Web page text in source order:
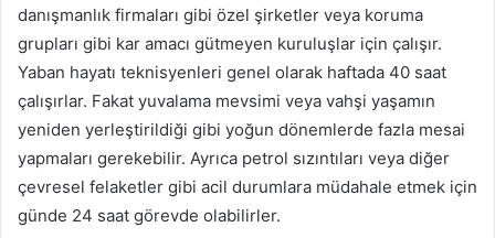
danışmanlık firmaları gibi özel şirketler veya koruma
grupları gibi kar amacı gütmeyen kuruluşlar için çalışır.
Yaban hayatı teknisyenleri genel olarak haftada 40 saat
çalışırlar. Fakat yuvalama mevsimi veya vahşi yaşamın
yeniden yerleştirildiği gibi yoğun dönemlerde fazla mesai
yapmaları gerekebilir. Ayrıca petrol sızıntıları veya diğer
çevresel felaketler gibi acil durumlara müdahale etmek için
günde 24 saat görevde olabilirler.